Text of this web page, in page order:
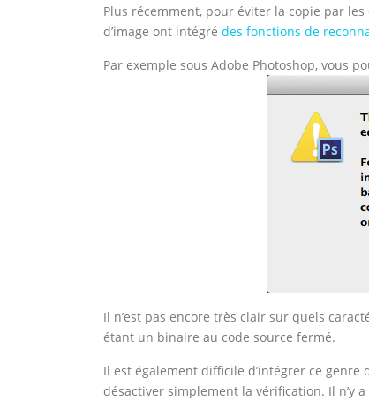
Plus récemment, pour éviter la copie par
d’image ont intégré des fonctions de
Par exemple sous Adobe Photoshop, vous
Il n’est pas encore très clair sur quels
étant un binaire au code source fermé.
Il est également difficile d’intégrer ce
désactiver simplement la vérification. Il n’y